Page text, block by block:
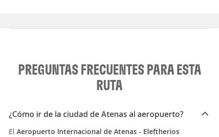
PREGUNTAS FRECUENTES PARA ESTA
RUTA
¿Cómo ir de la ciudad de Atenas al aeropuerto?
El Aeropuerto Internacional de Atenas - Eleftherios